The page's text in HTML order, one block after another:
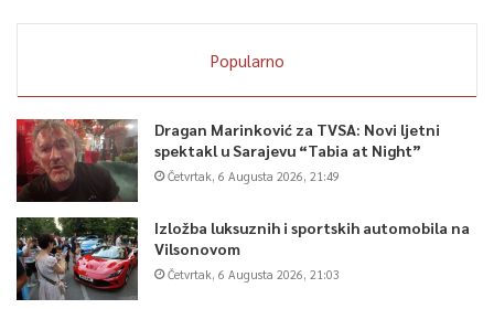
Popularno
Dragan Marinković za TVSA: Novi ljetni
spektakl u Sarajevu “Tabia at Night”
Četvrtak, 6 Augusta 2026, 21:49
Izložba luksuznih i sportskih automobila na
Vilsonovom
Četvrtak, 6 Augusta 2026, 21:03